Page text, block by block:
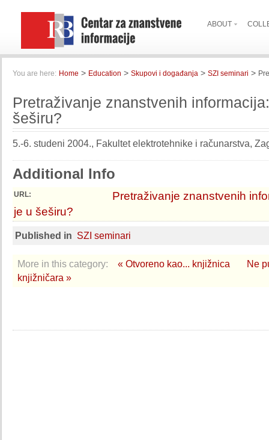
ABOUT
You are here: Home > Education > Skupovi i događanja > SZI seminari >
Pretraživanje znanstvenih
šeširu?
5.-6. studeni 2004., Fakultet elektrotehnike i računarstva,
Additional Info
URL:
Pretraživanje znanstvenih
je u šeširu?
Published in SZI seminari
More in this category: « Otvoreno kao... knjižnica
Ne
knjižničara »